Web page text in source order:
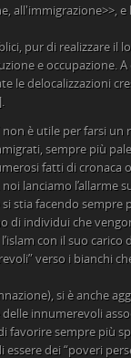
all'immigrazione>>,
pur di realizzare il
e occupazione.
le delocalizzazioni
è utile per farsi un
sempre più
fatti di cronaca
lanciamo l’allarme
stia facendo sempre
di individui che
con il suo carico
verso i bianchi
si è anche
innumerevoli
favorire sempre più
dei “poveri